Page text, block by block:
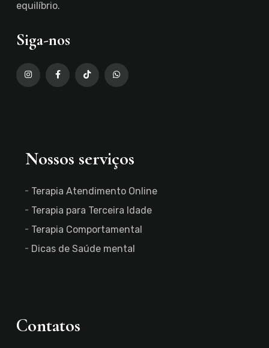
equilíbrio.
Siga-nos
Nossos serviços
Terapia Atendimento Online
Terapia para Terceira Idade
Terapia Comportamental
Dicas de Saúde mental
Contatos